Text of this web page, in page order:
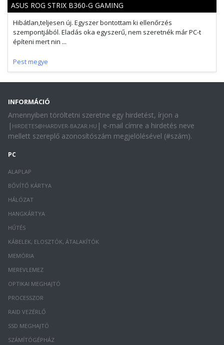
ASUS ROG STRIX B360-G GAMING
Hibátlan,teljesen új. Egyszer bontottam ki ellenőrzés
szempontjából. Eladás oka egyszerű, nem szeretnék már PC-t
építeni mert nin ...
Pest megye
INFORMÁCIÓ
Amennyiben töröltetni szeretne egy hirdetést, írjon a
| HIRDETES@HARDVER-BAZAR.HU | e-mail címre a hirdetés neve
mellett szereplő azonosítószám megjelölésével (#szám).
PC
ALAPLAP
BŐVÍTŐ KÁRTYA
HÁLÓZAT
HANGKÁRTYA
HŰTÉS
KÁBELEK, ELOSZTÓK, ÁTALAKÍTÓK
MEMÓRIA
MEREVLEMEZ
OPTIKAI MEGHAJTÓ
PROCESSZOR
RAID VEZÉRLŐ
SSD MEGHAJTÓ
SZÁMÍTÓGÉPHÁZ